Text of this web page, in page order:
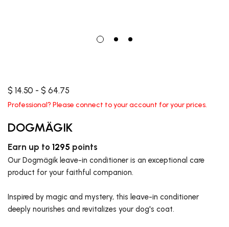
$ 14.50 - $ 64.75
Professional? Please connect to your account for your prices.
DOGMÄGIK
Earn up to 1295 points
Our Dogmägik leave-in conditioner is an exceptional care
product for your faithful companion.
Inspired by magic and mystery, this leave-in conditioner
deeply nourishes and revitalizes your dog's coat.